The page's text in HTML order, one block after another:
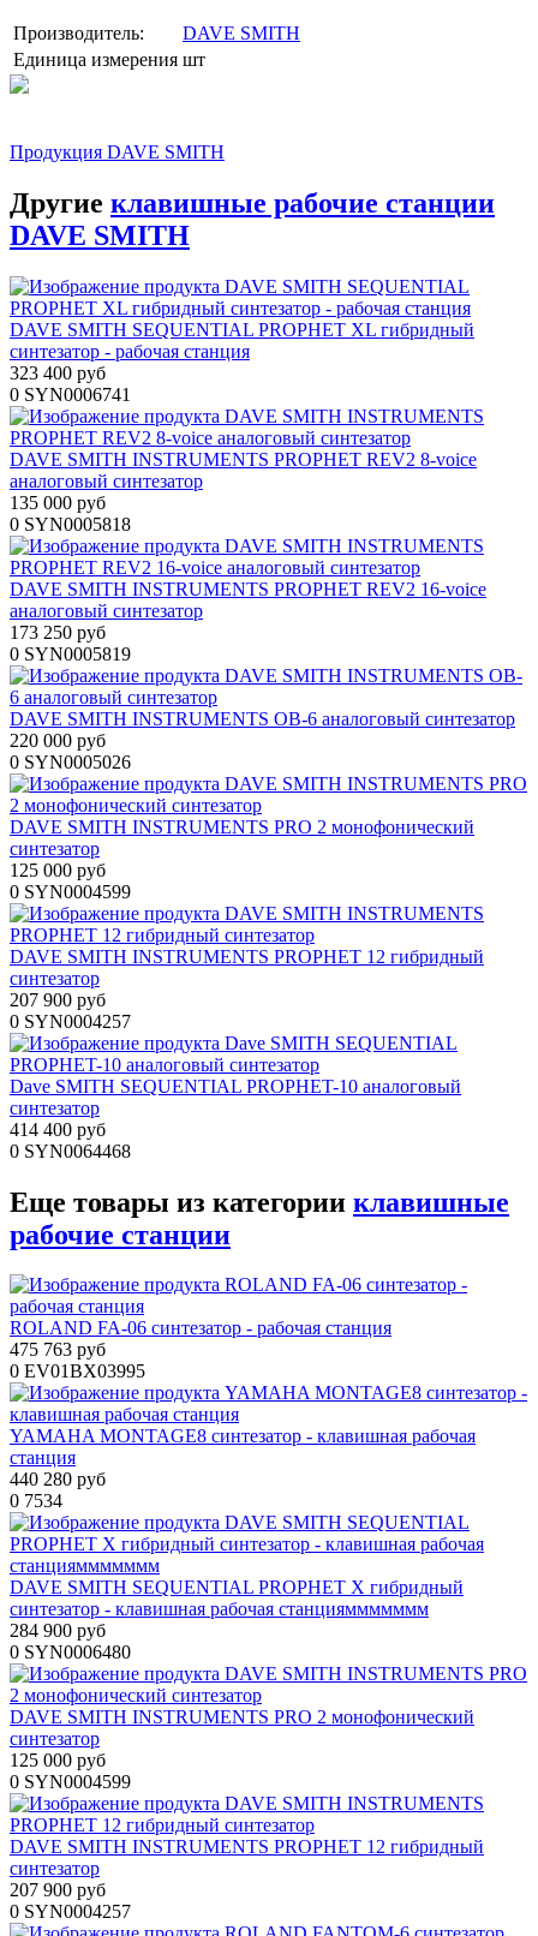
Производитель:
DAVE SMITH
Единица измерения шт
Продукция DAVE SMITH
Другие клавишные рабочие станции
DAVE SMITH
DAVE SMITH SEQUENTIAL PROPHET XL гибридный
синтезатор - рабочая станция
323 400 руб
0 SYN0006741
DAVE SMITH INSTRUMENTS PROPHET REV2 8-voice
аналоговый синтезатор
135 000 руб
0 SYN0005818
DAVE SMITH INSTRUMENTS PROPHET REV2 16-voice
аналоговый синтезатор
173 250 руб
0 SYN0005819
DAVE SMITH INSTRUMENTS OB-6 аналоговый синтезатор
220 000 руб
0 SYN0005026
DAVE SMITH INSTRUMENTS PRO 2 монофонический
синтезатор
125 000 руб
0 SYN0004599
DAVE SMITH INSTRUMENTS PROPHET 12 гибридный
синтезатор
207 900 руб
0 SYN0004257
Dave SMITH SEQUENTIAL PROPHET-10 аналоговый
синтезатор
414 400 руб
0 SYN0064468
Еще товары из категории клавишные
рабочие станции
ROLAND FA-06 синтезатор - рабочая станция
475 763 руб
0 EV01BX03995
YAMAHA MONTAGE8 синтезатор - клавишная рабочая
станция
440 280 руб
0 7534
DAVE SMITH SEQUENTIAL PROPHET X гибридный
синтезатор - клавишная рабочая станцияммммммм
284 900 руб
0 SYN0006480
DAVE SMITH INSTRUMENTS PRO 2 монофонический
синтезатор
125 000 руб
0 SYN0004599
DAVE SMITH INSTRUMENTS PROPHET 12 гибридный
синтезатор
207 900 руб
0 SYN0004257